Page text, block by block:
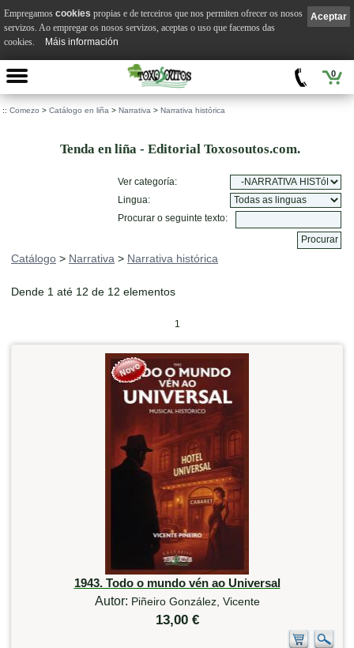
0
:: Comezo > Catálogo en liña > Narrativa > Narrativa histórica
Tenda en liña - Editorial Toxosoutos.com.
Ver categoría:
Lingua:
Procurar o seguinte texto:
Catálogo > Narrativa > Narrativa histórica
Dende 1 até 12 de 12 elementos
1
1943. Todo o mundo vén ao Universal
Autor: Piñeiro González, Vicente
13,00 €
Aceptar
Empregamos cookies propias e de terceiros que nos permiten ofrecer os nosos
servizos. Ao empregar os nosos servizos, aceptas o uso que facemos das
cookies.
Máis información